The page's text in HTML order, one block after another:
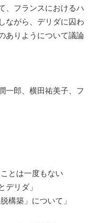
、フランスにおけるハ
ながら、デリダに囚わ
ありようについて議論
一郎、横田祐美子、フ
とは一度もない
リダ」
構築」について」